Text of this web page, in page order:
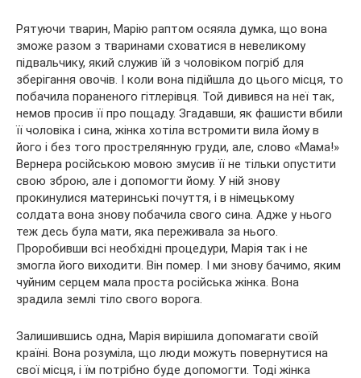
Рятуючи тварин, Марію раптом осяяла думка, що вона
зможе разом з тваринами сховатися в невеликому
підвальчику, який служив їй з чоловіком погріб для
зберігання овочів. І коли вона підійшла до цього місця, то
побачила пораненого гітлерівця. Той дивився на неї так,
немов просив її про пощаду. Згадавши, як фашисти вбили
її чоловіка і сина, жінка хотіла встромити вила йому в
його і без того прострелянную груди, але, слово «Мама!»
Вернера російською мовою змусив її не тільки опустити
свою зброю, але і допомогти йому. У ній знову
прокинулися материнські почуття, і в німецькому
солдата вона знову побачила свого сина. Адже у нього
теж десь була мати, яка переживала за нього.
Проробивши всі необхідні процедури, Марія так і не
змогла його виходити. Він помер. І ми знову бачимо, яким
чуйним серцем мала проста російська жінка. Вона
зрадила землі тіло свого ворога.
Залишившись одна, Марія вирішила допомагати своїй
країні. Вона розуміла, що люди можуть повернутися на
свої місця, і їм потрібно буде допомогти. Тоді жінка